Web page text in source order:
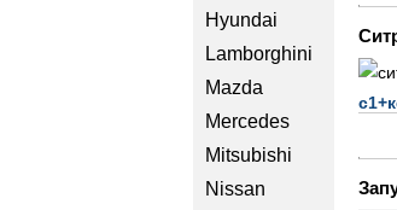
Hyundai
Lamborghini
Mazda
Mercedes
Mitsubishi
Nissan